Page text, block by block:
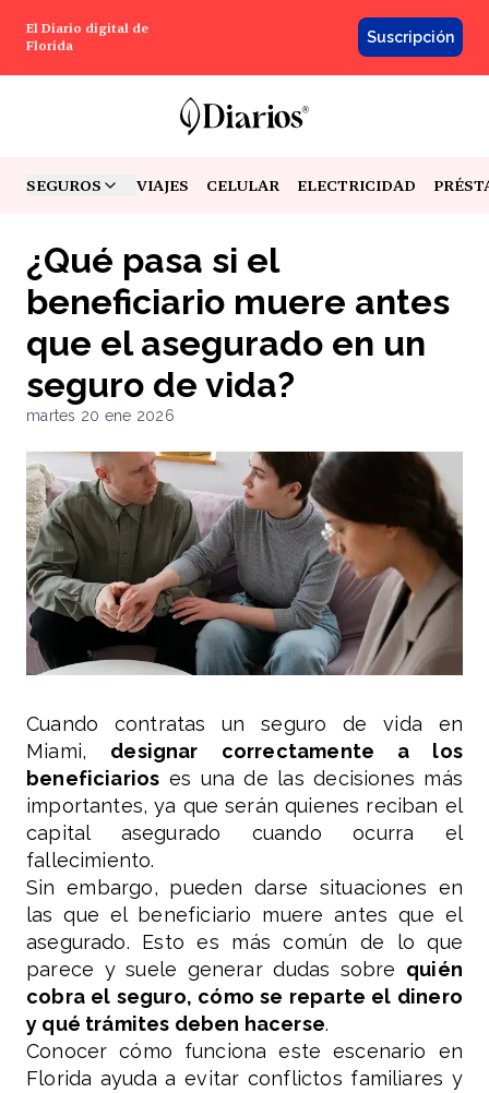
El Diario digital de
Florida
Suscripción
SEGUROS
TOGGLE MENUVIAJES CELULAR ELECTRICIDAD
¿Qué pasa si el
beneficiario muere antes
que el asegurado en un
seguro de vida?
martes 20 ene 2026
Cuando contratas un seguro de vida en
Miami, designar correctamente a los
beneficiarios es una de las decisiones más
importantes, ya que serán quienes reciban el
capital asegurado cuando ocurra el
fallecimiento.
Sin embargo, pueden darse situaciones en
las que el beneficiario muere antes que el
asegurado. Esto es más común de lo que
parece y suele generar dudas sobre quién
cobra el seguro, cómo se reparte el dinero
y qué trámites deben hacerse.
Conocer cómo funciona este escenario en
Florida ayuda a evitar conflictos familiares y